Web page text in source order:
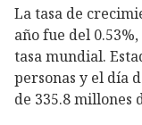
La tasa de
año fue del
tasa mundial.
personas y el día
de 335.8 millones